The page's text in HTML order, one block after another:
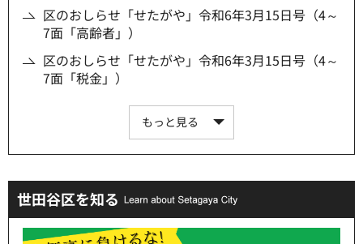
区のおしらせ「せたがや」令和6年3月15日号（4～
7面「高齢者」）
区のおしらせ「せたがや」令和6年3月15日号（4～
7面「税金」）
もっと見る
世田谷区を知る